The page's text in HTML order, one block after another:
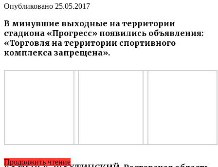
Опубликовано 25.05.2017
В минувшие выходные на территории
стадиона «Прогресс» появились объявления:
«Торговля на территории спортивного
комплекса запрещена».
Продолжить чтение